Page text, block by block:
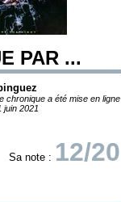
PAR ...
chronique a été mise en ligne
juin 2021
Sa note : 12/20